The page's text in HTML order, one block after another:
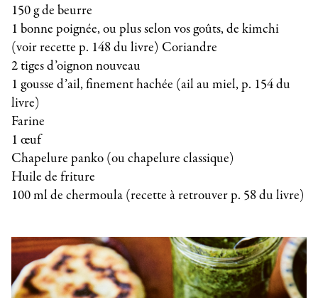
150 g de beurre
1 bonne poignée, ou plus selon vos goûts, de kimchi
(voir recette p. 148 du livre) Coriandre
2 tiges d’oignon nouveau
1 gousse d’ail, finement hachée (ail au miel, p. 154 du
livre)
Farine
1 œuf
Chapelure panko (ou chapelure classique)
Huile de friture
100 ml de chermoula (recette à retrouver p. 58 du livre)